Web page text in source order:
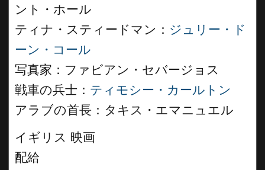
ント・ホール
ティナ・スティードマン： ジュリー・ド
ーン・コール
写真家：ファビアン・セバージョス
戦車の兵士： ティモシー・カールトン
アラブの首長：タキス・エマニュエル
イギリス 映画
配給